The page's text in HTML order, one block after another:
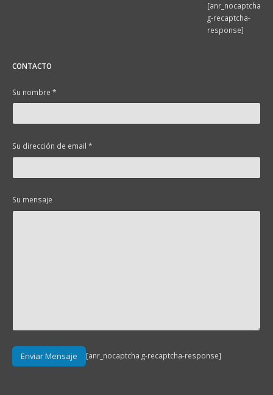
[anr_nocaptcha
g-recaptcha-
response]
CONTACTO
Su nombre *
Su dirección de email *
Su mensaje
[anr_nocaptcha g-recaptcha-response]